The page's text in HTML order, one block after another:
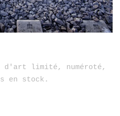
d'art limité, numéroté,
en stock.